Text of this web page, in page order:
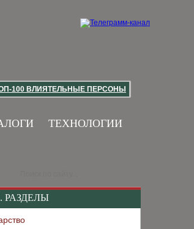
100 ВЛИЯТЕЛЬНЫЕ ПЕРСОНЫ
ТЕХНОЛОГИИ
РАЗДЕЛЫ